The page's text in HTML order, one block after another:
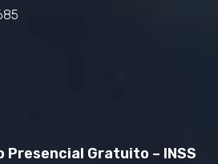
Presencial Gratuito – INSS